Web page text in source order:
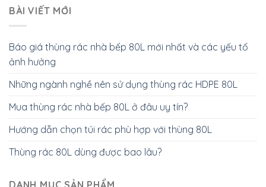
BÀI VIẾT MỚI
Báo giá thùng rác nhà bếp 80L mới nhất và các yếu tố
ảnh hưởng
Những ngành nghề nên sử dụng thùng rác HDPE 80L
Mua thùng rác nhà bếp 80L ở đâu uy tín?
Hướng dẫn chọn túi rác phù hợp với thùng 80L
Thùng rác 80L dùng được bao lâu?
DANH MỤC SẢN PHẨM